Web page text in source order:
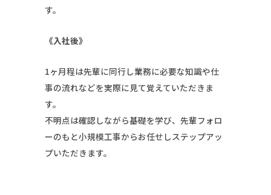
す。
《入社後》
1ヶ月程は先輩に同行し業務に必要な知識や仕
事の流れなどを実際に見て覚えていただきま
す。
不明点は確認しながら基礎を学び、先輩フォロ
ーのもと小規模工事からお任せしステップアッ
プいただきます。